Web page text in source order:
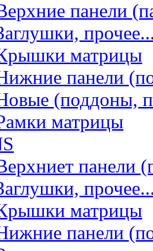
панели
матрицы
панели
(поддоны,
матрицы
панели
матрицы
панели